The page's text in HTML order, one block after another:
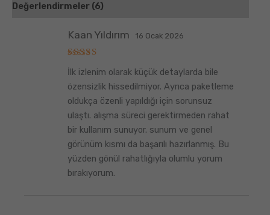
Değerlendirmeler (6)
üzerinden
5
oy aldı
Kaan Yıldırım 16 Ocak 2026
İlk izlenim olarak küçük detaylarda bile
özensizlik hissedilmiyor. Ayrıca paketleme
oldukça özenli yapıldığı için sorunsuz
ulaştı. alışma süreci gerektirmeden rahat
bir kullanım sunuyor. sunum ve genel
görünüm kısmı da başarılı hazırlanmış. Bu
yüzden gönül rahatlığıyla olumlu yorum
bırakıyorum.